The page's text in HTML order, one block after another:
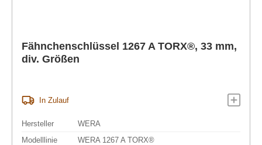
Fähnchenschlüssel 1267 A TORX®, 33 mm,
div. Größen
In Zulauf
Hersteller
WERA
Modelllinie
WERA 1267 A TORX®